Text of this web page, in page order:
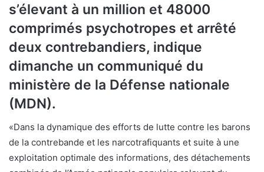
s’élevant à un million et 48000
comprimés psychotropes et arrêté
deux contrebandiers, indique
dimanche un communiqué du
ministère de la Défense nationale
(MDN).
«Dans la dynamique des efforts de lutte contre les barons
de la contrebande et les narcotrafiquants et suite à une
exploitation optimale des informations, des détachements